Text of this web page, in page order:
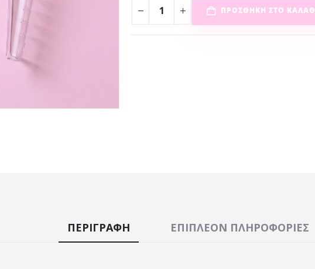
ΠΡΟΣΘΉΚΗ ΣΤΟ
ΠΕΡΙΓΡΑΦΉ ΕΠΙΠΛΈΟΝ ΠΛΗΡΟΦΟΡΊΕΣ